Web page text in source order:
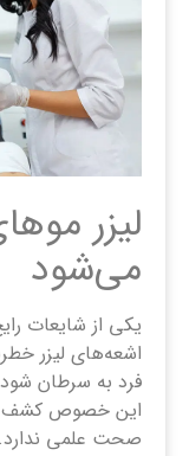
لیزر
می‌شود
یکی از شایعات
اشعه‌های لیزر
فرد به سرطان
این خصوص کشف
صحت علمی